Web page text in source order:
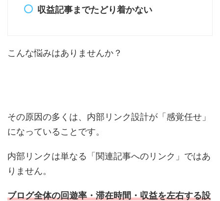
収益記事までたどり着かない
こんな悩みはありませんか？
その原因の多くは、内部リンク設計が「感覚任せ」
になっていることです。
内部リンクは単なる「関連記事へのリンク」ではあ
りません。
ブログ全体の回遊率・滞在時間・収益を左右する設